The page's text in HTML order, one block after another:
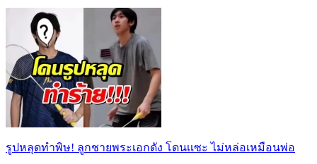
รูปหลุดทำพิษ! ลูกชายพระเอกดัง โดนเเซะ ไม่หล่อเหมือนพ่อ